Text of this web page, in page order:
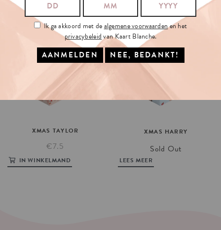
IN WINKELMAND IN WINKELMAND
XMAS TAYLOR
€7.5
IN WINKELMAND
XMAS HARRY
Sold Out
LEES MEER
Ik ga akkoord met dealgemene voorwaardenen het
privacybeleidvan Kaart Blanche.